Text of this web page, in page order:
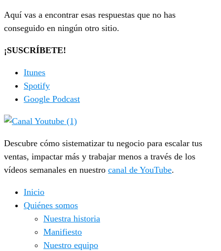
Aquí vas a encontrar esas respuestas que no has
conseguido en ningún otro sitio.
¡SUSCRÍBETE!
Itunes
Spotify
Google Podcast
Descubre cómo sistematizar tu negocio para escalar tus
ventas, impactar más y trabajar menos a través de los
vídeos semanales en nuestro canal de YouTube.
Inicio
Quiénes somos
Nuestra historia
Manifiesto
Nuestro equipo